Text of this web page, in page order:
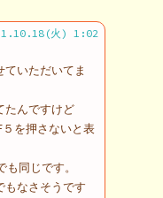
火) 1:02
いただいてま
たんですけど
を押さないと表
も同じです。
もなさそうです